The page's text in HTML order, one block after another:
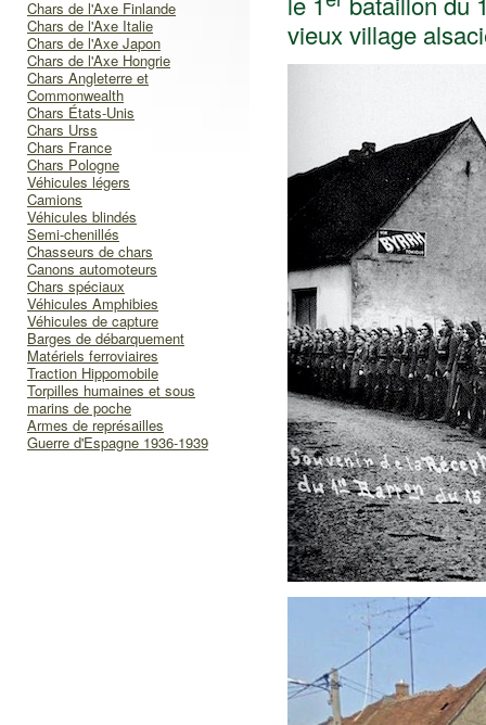
Chars de l'Axe Finlande
Chars de l'Axe Italie
Chars de l'Axe Japon
Chars de l'Axe Hongrie
Chars Angleterre et
Commonwealth
Chars États-Unis
Chars Urss
Chars France
Chars Pologne
Véhicules légers
Camions
Véhicules blindés
Semi-chenillés
Chasseurs de chars
Canons automoteurs
Chars spéciaux
Véhicules Amphibies
Véhicules de capture
Barges de débarquement
Matériels ferroviaires
Traction Hippomobile
Torpilles humaines et sous
marins de poche
Armes de représailles
Guerre d'Espagne 1936-1939
vieux village